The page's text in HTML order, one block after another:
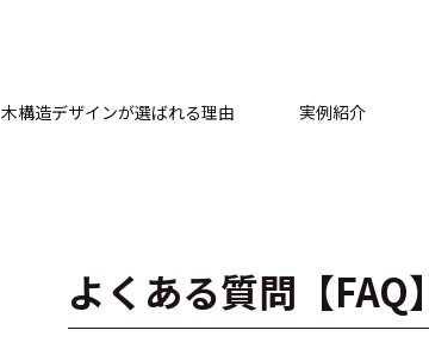
木構造デザインが選ばれる理由 実例紹介
よくある質問【FAQ】